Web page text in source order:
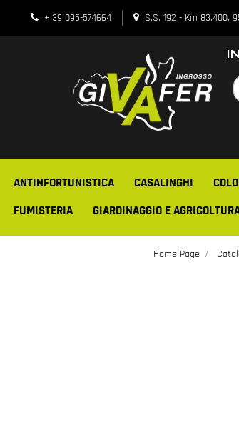
+ 39 095-574664 S.S. 192 - Km 83,400,
ANTINFORTUNISTICA CASALINGHI
FUMISTERIA
GIARDINAGGIO E
Home Page